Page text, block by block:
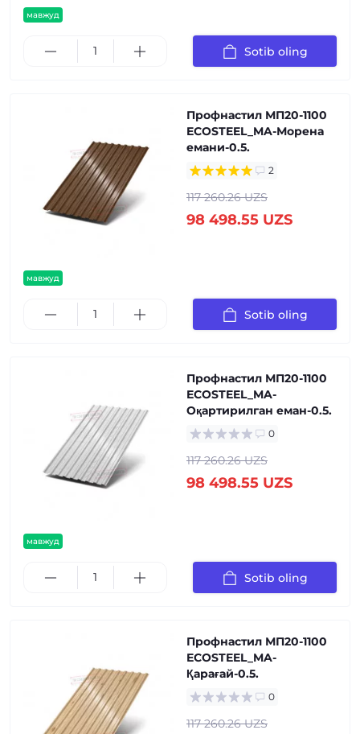
мавжуд
Sotib oling
мавжуд
Профнастил МП20-1100
ECOSTEEL_MA-Морена
емани-0.5.
2
117 260.26 UZS
98 498.55 UZS
Sotib oling
мавжуд
Профнастил МП20-1100
ECOSTEEL_MA-
Оқартирилган еман-0.5.
0
117 260.26 UZS
98 498.55 UZS
Sotib oling
Профнастил МП20-1100
ECOSTEEL_MA-
Қарағай-0.5.
0
117 260.26 UZS